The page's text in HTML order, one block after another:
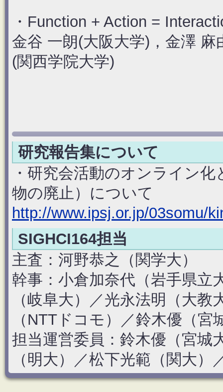
・Function + Action =
金谷 一朗(大阪大学)，金澤
(関西学院大学)
研究報告集について
・研究会活動のオンライン
物の廃止）について
http://www.ipsj.or.jp/03somu/
SIGHCI164担当
主査：河野恭之（関学大）
幹事：小倉加奈代（岩手県立
（岐阜大）／光永法明（大
（NTTドコモ）／鈴木優（
担当運営委員：鈴木優（宮城
（明大）／松下光範（関大